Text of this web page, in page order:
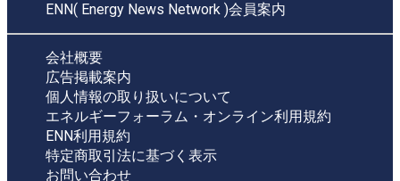
ENN( Energy News Network )会員案内
会社概要
広告掲載案内
個人情報の取り扱いについて
エネルギーフォーラム・オンライン利用規約
ENN利用規約
特定商取引法に基づく表示
お問い合わせ